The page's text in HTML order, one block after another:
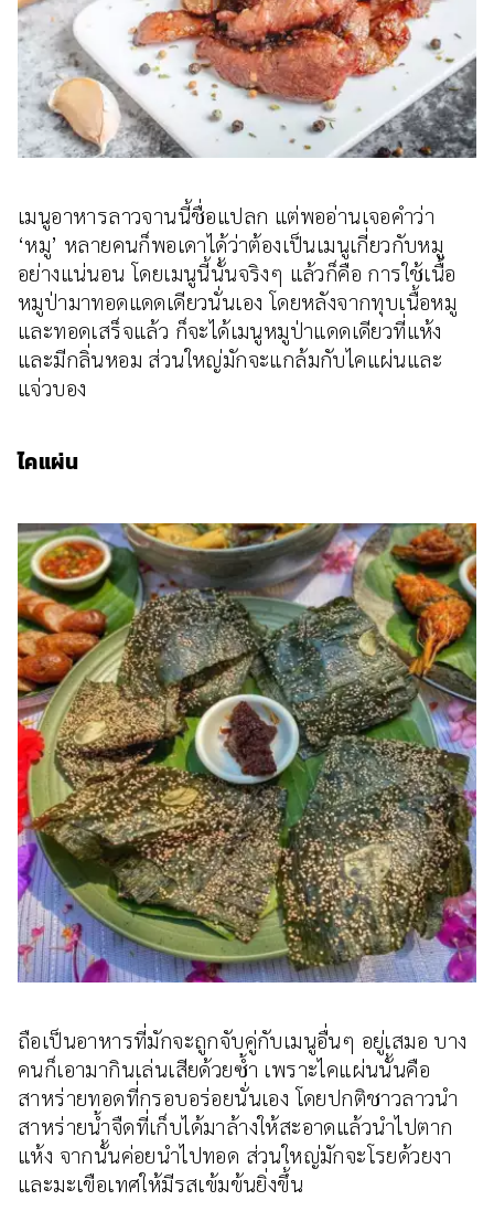
เมนูอาหารลาวจานนี้ชื่อแปลก แต่พออ่านเจอคำว่า
‘หมู’ หลายคนก็พอเดาได้ว่าต้องเป็นเมนูเกี่ยวกับหมู
อย่างแน่นอน โดยเมนูนี้นั้นจริงๆ แล้วก็คือ การใช้เนื้อ
หมูป่ามาทอดแดดเดียวนั่นเอง โดยหลังจากทุบเนื้อหมู
และทอดเสร็จแล้ว ก็จะได้เมนูหมูป่าแดดเดียวที่แห้ง
และมีกลิ่นหอม ส่วนใหญ่มักจะแกล้มกับไคแผ่นและ
แจ่วบอง
ไคแผ่น
ถือเป็นอาหารที่มักจะถูกจับคู่กับเมนูอื่นๆ อยู่เสมอ บาง
คนก็เอามากินเล่นเสียด้วยซ้ำ เพราะไคแผ่นนั้นคือ
สาหร่ายทอดที่กรอบอร่อยนั่นเอง โดยปกติชาวลาวนำ
สาหร่ายน้ำจืดที่เก็บได้มาล้างให้สะอาดแล้วนำไปตาก
แห้ง จากนั้นค่อยนำไปทอด ส่วนใหญ่มักจะโรยด้วยงา
และมะเขือเทศให้มีรสเข้มข้นยิ่งขึ้น